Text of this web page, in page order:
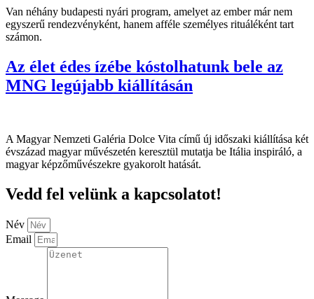
Van néhány budapesti nyári program, amelyet az ember már nem
egyszerű rendezvényként, hanem afféle személyes rituáléként tart
számon.
Az élet édes ízébe kóstolhatunk bele az
MNG legújabb kiállításán
A Magyar Nemzeti Galéria Dolce Vita című új időszaki kiállítása két
évszázad magyar művészetén keresztül mutatja be Itália inspiráló, a
magyar képzőművészekre gyakorolt hatását.
Vedd fel velünk a kapcsolatot!
Név
Email